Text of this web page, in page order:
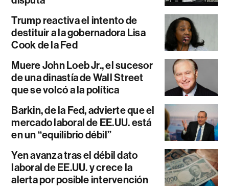
Trump reactiva el intento de
destituir a la gobernadora Lisa
Cook de la Fed
Muere John Loeb Jr., el sucesor
de una dinastía de Wall Street
que se volcó a la política
Barkin, de la Fed, advierte que el
mercado laboral de EE.UU. está
en un “equilibrio débil”
Yen avanza tras el débil dato
laboral de EE.UU. y crece la
alerta por posible intervención